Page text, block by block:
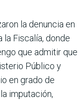
la denuncia en
la Fiscalía, donde
que admitir que
Público y
en grado de
imputación,